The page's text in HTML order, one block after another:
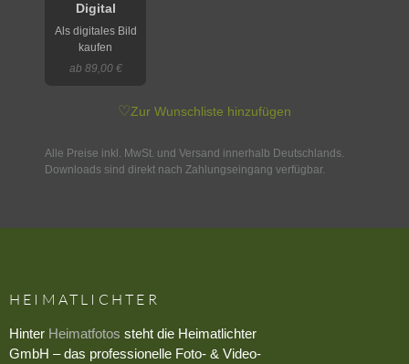
Digital
Als digitales Bild
kaufen
ab 89,00 €
♡Zur Wunschliste hinzufügen
Alle Preise inkl. MwSt. und Versand innerhalb Deutschlands.
Downloads sind direkt nach Zahlungseingang verfügbar.
HEIMATLICHTER
Hinter Heimatfotos steht die Heimatlichter
GmbH – das professionelle Foto- & Video-